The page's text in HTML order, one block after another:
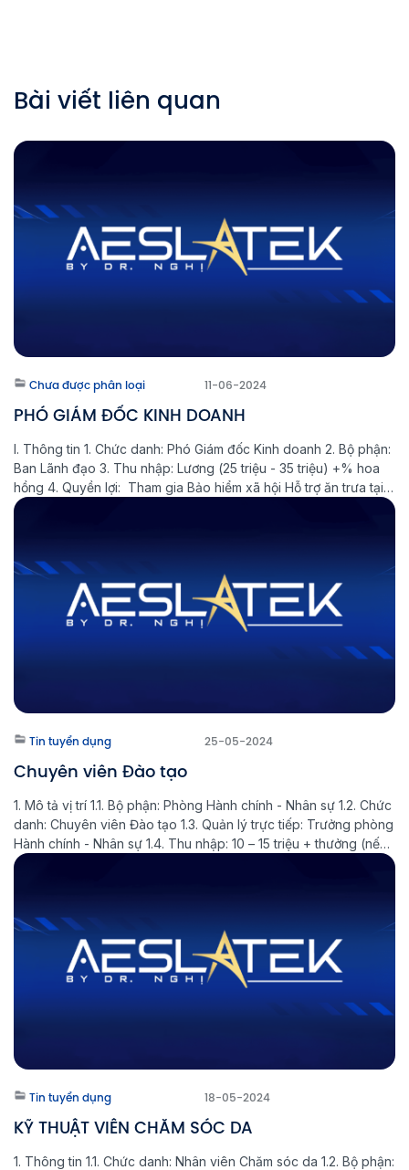
Bài viết liên quan
Chưa được phân loại 11-06-2024
PHÓ GIÁM ĐỐC KINH DOANH
I. Thông tin 1. Chức danh: Phó Giám đốc Kinh doanh 2. Bộ phận:
Ban Lãnh đạo 3. Thu nhập: Lương (25 triệu - 35 triệu) +% hoa
hồng 4. Quyền lợi: Tham gia Bảo hiểm xã hội Hỗ trợ ăn trưa tại
công ty Thưởng Lễ, Tết theo quy định của công ty 12 […]
Tin tuyển dụng 25-05-2024
Chuyên viên Đào tạo
1. Mô tả vị trí 1.1. Bộ phận: Phòng Hành chính - Nhân sự 1.2. Chức
danh: Chuyên viên Đào tạo 1.3. Quản lý trực tiếp: Trưởng phòng
Hành chính - Nhân sự 1.4. Thu nhập: 10 – 15 triệu + thưởng (nếu
có) 1.5. Phúc lợi: Tham gia BHXH Hỗ trợ ăn trưa tại […]
Tin tuyển dụng 18-05-2024
KỸ THUẬT VIÊN CHĂM SÓC DA
1. Thông tin 1.1. Chức danh: Nhân viên Chăm sóc da 1.2. Bộ phận: